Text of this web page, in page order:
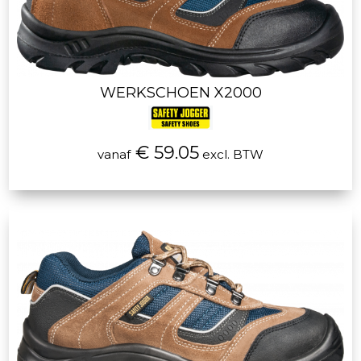
WERKSCHOEN X2000
vanaf€ 59.05 excl. BTW